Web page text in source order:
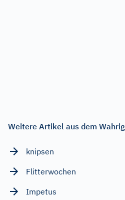
Weitere Artikel aus dem
knipsen
Flitterwochen
Impetus